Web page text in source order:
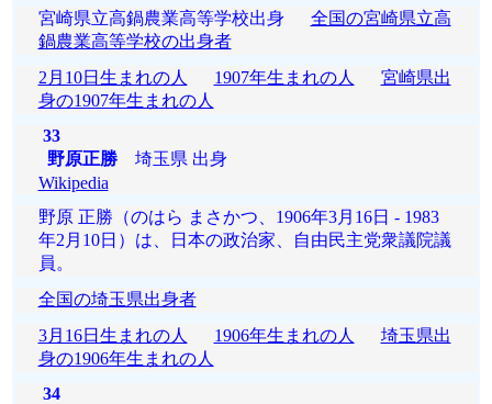
宮崎県立高鍋農業高等学校出身 全国の宮崎県立高
鍋農業高等学校の出身者
2月10日生まれの人
1907年生まれの人
宮崎県出
身の1907年生まれの人
33
野原正勝埼玉県 出身
Wikipedia
野原 正勝（のはら まさかつ、1906年3月16日 - 1983
年2月10日）は、日本の政治家、自由民主党衆議院議
員。
全国の埼玉県出身者
3月16日生まれの人
1906年生まれの人
埼玉県出
身の1906年生まれの人
34